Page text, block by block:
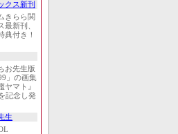
クス新刊
きらら関
最新刊、
典付き！
お先生版
」の画集
ヤマト』
記念し発
生